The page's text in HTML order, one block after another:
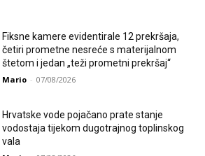
Fiksne kamere evidentirale 12 prekršaja,
četiri prometne nesreće s materijalnom
štetom i jedan „teži prometni prekršaj“
Mario - 07/08/2026
Hrvatske vode pojačano prate stanje
vodostaja tijekom dugotrajnog toplinskog
vala